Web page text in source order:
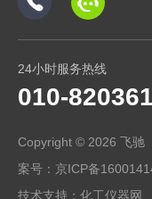
24小时服务热线
010-
Copyright © 2026 飞驰
案号： 京ICP备
技术支持： 化工仪器网